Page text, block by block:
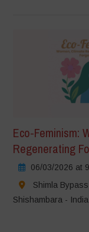
Eco-Feminism:
Regenerating
06/03/2026 at
Shimla
Shishambara - India